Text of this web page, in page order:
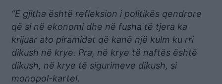
“E gjitha është refleksion i politikës qendrore
që si në ekonomi dhe në fusha të tjera ka
krijuar ato piramidat që kanë një kulm ku rri
dikush në krye. Pra, në krye të naftës është
dikush, në krye të sigurimeve dikush, si
monopol-kartel.